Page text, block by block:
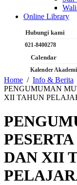
Online Library
Hubungi kami
021-8400278
Calendar
Kalender
Home
Info & Berita
PENGUMUMAN
XII TAHUN
DAN XII